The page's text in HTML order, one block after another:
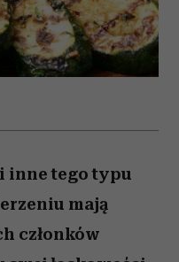
inne tego typu
mają
członków